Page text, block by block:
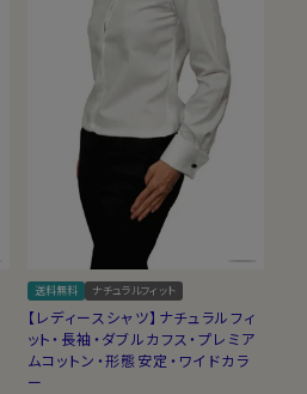
送料無料 ナチュラルフィット
【レディースシャツ】ナチュラルフィ
ット・長袖・ダブルカフス・プレミア
ムコットン・形態安定・ワイドカラ
ー